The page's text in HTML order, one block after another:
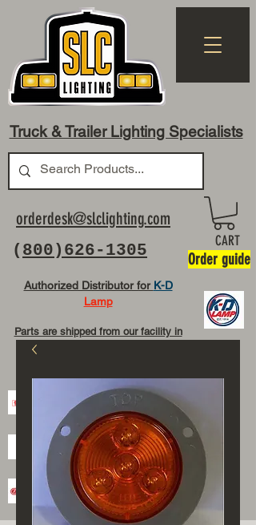
Truck & Trailer Lighting Specialists
( 800)626-1305
orderdesk@slclighting.com
Authorized Distributor for K-D
Lamp
Parts are shipped from our facility in
CART
Order guide